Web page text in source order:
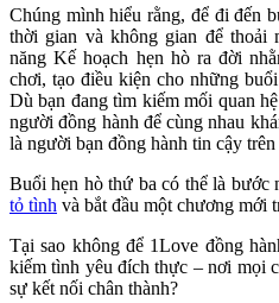
Chúng mình hiểu rằng, để đi đến
thời gian và không gian để
năng Kế hoạch hẹn hò ra đời
chơi, tạo điều kiện cho những
Dù bạn đang tìm kiếm mối quan
người đồng hành để cùng nhau
là người bạn đồng hành tin cậy
Buổi hẹn hò thứ ba có thể là bước
tỏ tình và bắt đầu một chương mới
Tại sao không để 1Love đồng
kiếm tình yêu đích thực – nơi mọi
sự kết nối chân thành?